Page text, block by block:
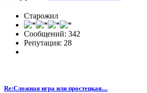
Старожил
Сообщений: 342
Репутация: 28
Re:Сложная игра или простецкая....